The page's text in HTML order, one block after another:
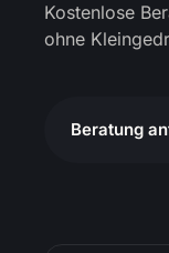
Kostenlose
ohne
Beratung